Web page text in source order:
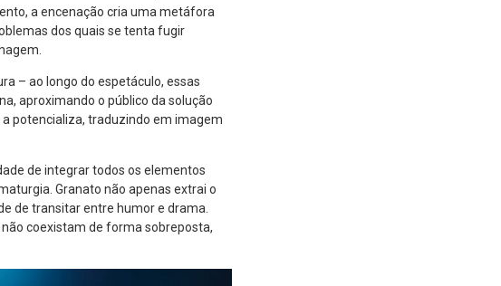
a encenação cria uma metáfora
dos quais se tenta fugir
– ao longo do espetáculo, essas
aproximando o público da solução
potencializa, traduzindo em imagem
de integrar todos os elementos
Granato não apenas extrai o
de transitar entre humor e drama.
coexistam de forma sobreposta,